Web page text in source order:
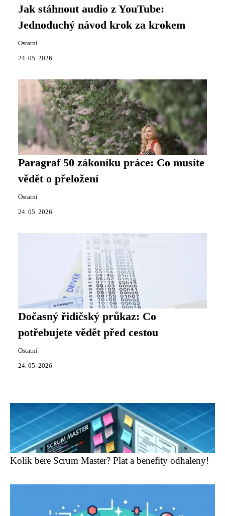
Jak stáhnout audio z YouTube:
Jednoduchý návod krok za krokem
Ostatní
24. 05. 2026
Paragraf 50 zákoníku práce: Co musíte
vědět o přeložení
Ostatní
24. 05. 2026
Dočasný řidičský průkaz: Co
potřebujete vědět před cestou
Ostatní
24. 05. 2026
Kolik bere Scrum Master? Plat a benefity odhaleny!